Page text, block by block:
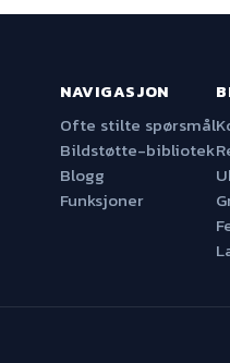
NAVIGASJON
Ofte stilte spørsmål
Bildstøtte-bibliotek
Blogg
Funksjoner